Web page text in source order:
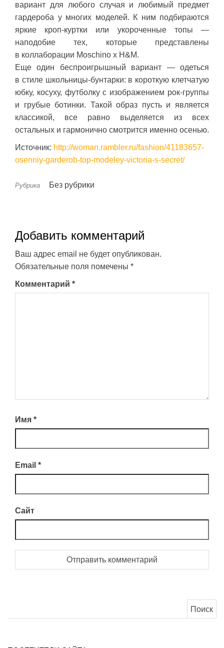
вариант для любого случая и любимый предмет
гардероба у многих моделей. К ним подбираются
яркие кроп-куртки или укороченные топы —
наподобие тех, которые представлены
в коллаборации Moschino x H&M.
Еще один беспроигрышный вариант — одеться
в стиле школьницы-бунтарки: в короткую клетчатую
юбку, косуху, футболку с изображением рок-группы
и грубые ботинки. Такой образ пусть и является
классикой, все равно выделяется из всех
остальных и гармонично смотрится именно осенью.
Источник: http://woman.rambler.ru/fashion/41183657-
osenniy-garderob-top-modeley-victoria-s-secret/
Рубрика Без рубрики
Добавить комментарий
Ваш адрес email не будет опубликован.
Обязательные поля помечены *
Комментарий *
Имя *
Email *
Сайт